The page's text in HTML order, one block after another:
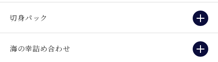
切身パック
海の幸詰め合わせ